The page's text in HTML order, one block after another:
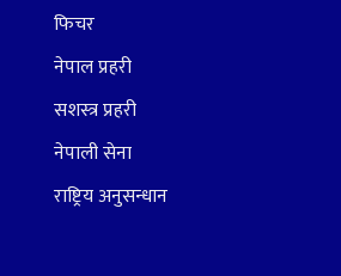
फिचर
नेपाल प्रहरी
सशस्त्र प्रहरी
नेपाली सेना
राष्ट्रिय अनुसन्धान